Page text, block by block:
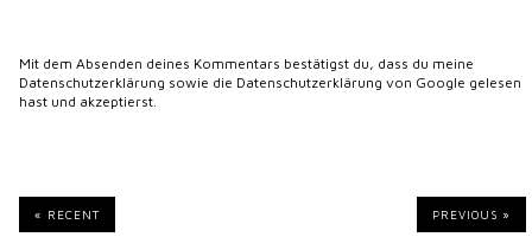
Mit dem Absenden deines Kommentars bestätigst du, dass du meine
Datenschutzerklärung sowie die Datenschutzerklärung von Google gelesen
hast und akzeptierst.
« RECENT PREVIOUS »